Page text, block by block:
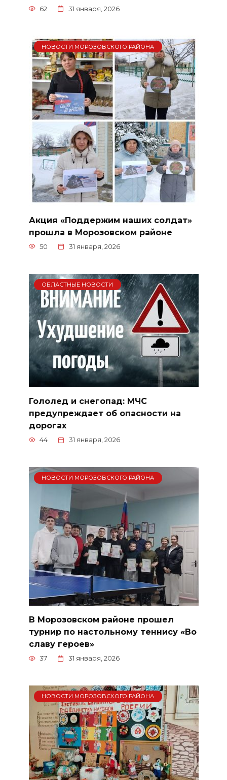
62 31 января, 2026
НОВОСТИ МОРОЗОВСКОГО РАЙОНА
Акция «Поддержим наших солдат»
прошла в Морозовском районе
50 31 января, 2026
ОБЛАСТНЫЕ НОВОСТИ
Гололед и снегопад: МЧС
предупреждает об опасности на
дорогах
44 31 января, 2026
НОВОСТИ МОРОЗОВСКОГО РАЙОНА
В Морозовском районе прошел
турнир по настольному теннису «Во
славу героев»
37 31 января, 2026
НОВОСТИ МОРОЗОВСКОГО РАЙОНА